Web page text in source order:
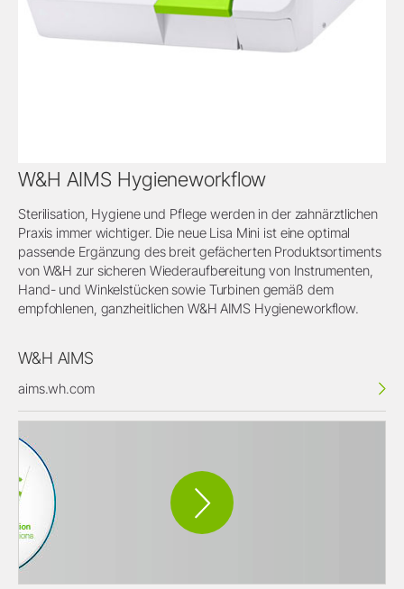
W&H AIMS Hygieneworkflow
Sterilisation, Hygiene und Pflege werden in der zahnärztlichen
Praxis immer wichtiger. Die neue Lisa Mini ist eine optimal
passende Ergänzung des breit gefächerten Produktsortiments
von W&H zur sicheren Wiederaufbereitung von Instrumenten,
Hand- und Winkelstücken sowie Turbinen gemäß dem
empfohlenen, ganzheitlichen W&H AIMS Hygieneworkflow.
W&H AIMS
aims.wh.com